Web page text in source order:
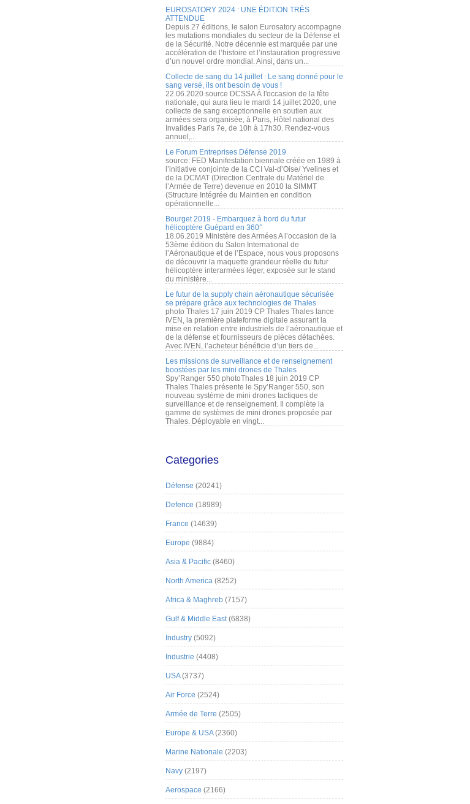
EUROSATORY 2024 : UNE ÉDITION TRÈS
ATTENDUE
Depuis 27 éditions, le salon Eurosatory accompagne
les mutations mondiales du secteur de la Défense et
de la Sécurité. Notre décennie est marquée par une
accélération de l’histoire et l’instauration progressive
d’un nouvel ordre mondial. Ainsi, dans un...
Collecte de sang du 14 juillet : Le sang donné pour le
sang versé, ils ont besoin de vous !
22.06.2020 source DCSSA À l'occasion de la fête
nationale, qui aura lieu le mardi 14 juillet 2020, une
collecte de sang exceptionnelle en soutien aux
armées sera organisée, à Paris, Hôtel national des
Invalides Paris 7e, de 10h à 17h30. Rendez-vous
annuel,...
Le Forum Entreprises Défense 2019
source: FED Manifestation biennale créée en 1989 à
l’initiative conjointe de la CCI Val-d’Oise/ Yvelines et
de la DCMAT (Direction Centrale du Matériel de
l’Armée de Terre) devenue en 2010 la SIMMT
(Structure Intégrée du Maintien en condition
opérationnelle...
Bourget 2019 - Embarquez à bord du futur
hélicoptère Guépard en 360°
18.06.2019 Ministère des Armées A l’occasion de la
53ème édition du Salon International de
l’Aéronautique et de l’Espace, nous vous proposons
de découvrir la maquette grandeur réelle du futur
hélicoptère interarmées léger, exposée sur le stand
du ministère...
Le futur de la supply chain aéronautique sécurisée
se prépare grâce aux technologies de Thales
photo Thales 17 juin 2019 CP Thales Thales lance
IVEN, la première plateforme digitale assurant la
mise en relation entre industriels de l’aéronautique et
de la défense et fournisseurs de pièces détachées.
Avec IVEN, l’acheteur bénéficie d’un tiers de...
Les missions de surveillance et de renseignement
boostées par les mini drones de Thales
Spy’Ranger 550 photoThales 18 juin 2019 CP
Thales Thales présente le Spy’Ranger 550, son
nouveau système de mini drones tactiques de
surveillance et de renseignement. Il complète la
gamme de systèmes de mini drones proposée par
Thales. Déployable en vingt...
Categories
Défense (20241)
Defence (18989)
France (14639)
Europe (9884)
Asia & Pacific (8460)
North America (8252)
Africa & Maghreb (7157)
Gulf & Middle East(6838)
Industry (5092)
Industrie (4408)
USA(3737)
Air Force (2524)
Armée de Terre (2505)
Europe & USA(2360)
Marine Nationale (2203)
Navy (2197)
Aerospace (2166)